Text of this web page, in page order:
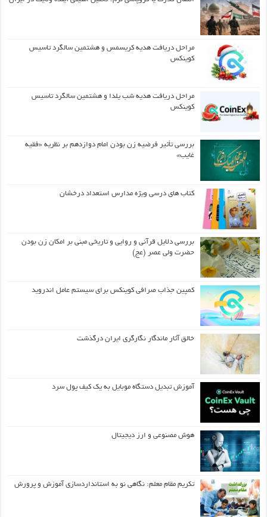
مراحل دریافت هدیه کریسمس و هشتمین سالگرد تاسیس
کوینکس
مراحل دریافت هدیه شب یلدا و هشتمین سالگرد تاسیس
کوینکس
بررسی تأثیر فرضیه زن بودن امام دوازدهم بر نظریه «فقیه
غایب»
کتاب های درسی ویژه مدارس استعداد درخشان
بررسی دلایل قرآنی و روایی و تاریخی مبنی بر امکان زن بودن
حضرت ولی عصر (عج)
کمپین جذاب صرافی کوینکس برای سیستم عامل اندروید
خالق آثار ماندگار نگارگری ایران درگذشت
آموزش تبدیل دستگاه موبایل به یک کیف‌ پول سرد
هوش مصنوعی و ارز دیجیتال
تکریم مقام معلم: نگاهی نو به استانداردسازی آموزش و پرورش